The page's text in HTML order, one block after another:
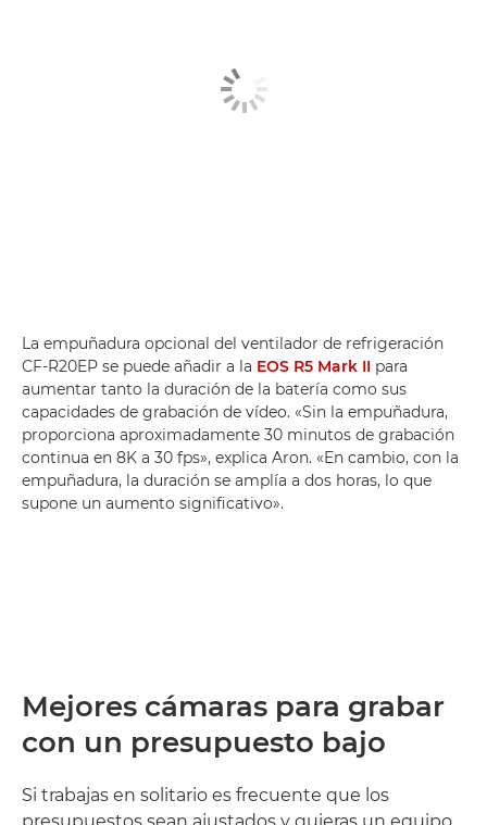
La empuñadura opcional del ventilador de refrigeración
CF-R20EP se puede añadir a la EOS R5 Mark II para
aumentar tanto la duración de la batería como sus
capacidades de grabación de vídeo. «Sin la empuñadura,
proporciona aproximadamente 30 minutos de grabación
continua en 8K a 30 fps», explica Aron. «En cambio, con la
empuñadura, la duración se amplía a dos horas, lo que
supone un aumento significativo».
Mejores cámaras para grabar
con un presupuesto bajo
Si trabajas en solitario es frecuente que los
presupuestos sean ajustados y quieras un equipo